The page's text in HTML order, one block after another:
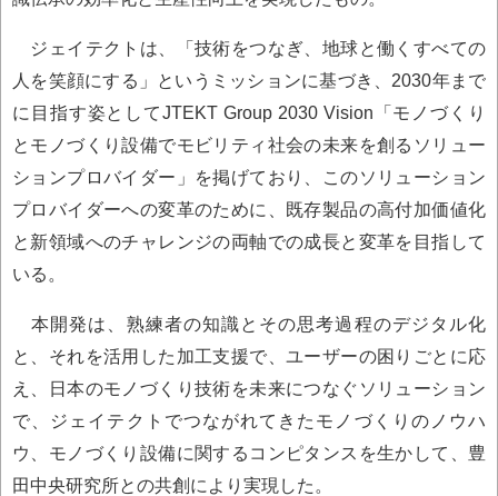
ジェイテクトは、「技術をつなぎ、地球と働くすべての
人を笑顔にする」というミッションに基づき、2030年まで
に目指す姿としてJTEKT Group 2030 Vision「モノづくり
とモノづくり設備でモビリティ社会の未来を創るソリュー
ションプロバイダー」を掲げており、このソリューション
プロバイダーへの変革のために、既存製品の高付加価値化
と新領域へのチャレンジの両軸での成長と変革を目指して
いる。
本開発は、熟練者の知識とその思考過程のデジタル化
と、それを活用した加工支援で、ユーザーの困りごとに応
え、日本のモノづくり技術を未来につなぐソリューション
で、ジェイテクトでつながれてきたモノづくりのノウハ
ウ、モノづくり設備に関するコンピタンスを生かして、豊
田中央研究所との共創により実現した。